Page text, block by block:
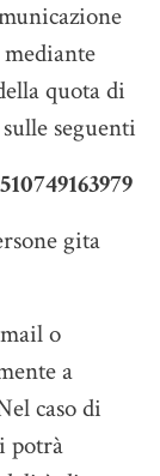
quota di
seguenti
gita
o
a
caso di
potrà